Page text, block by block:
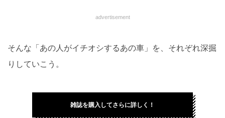
advertisement
そんな「あの人がイチオシするあの車」を、それぞれ深掘
りしていこう。
雑誌を購入してさらに詳しく！